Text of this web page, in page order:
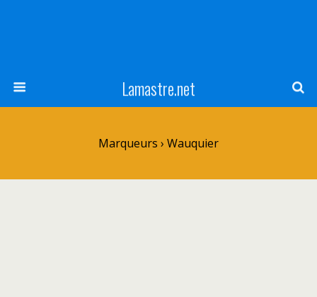
Lamastre.net
Marqueurs › Wauquier